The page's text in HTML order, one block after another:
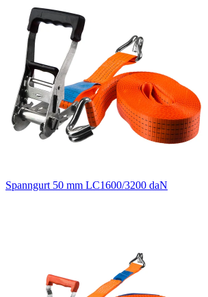
Spanngurt 50 mm LC1600/3200 daN